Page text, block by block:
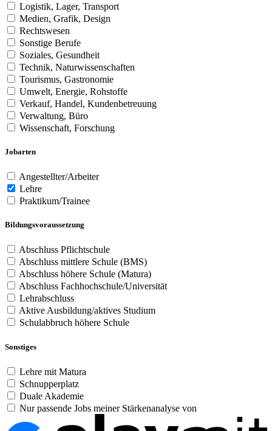
Logistik, Lager, Transport
Medien, Grafik, Design
Rechtswesen
Sonstige Berufe
Soziales, Gesundheit
Technik, Naturwissenschaften
Tourismus, Gastronomie
Umwelt, Energie, Rohstoffe
Verkauf, Handel, Kundenbetreuung
Verwaltung, Büro
Wissenschaft, Forschung
Jobarten
Angestellter/Arbeiter
Lehre
Praktikum/Trainee
Bildungsvoraussetzung
Abschluss Pflichtschule
Abschluss mittlere Schule (BMS)
Abschluss höhere Schule (Matura)
Abschluss Fachhochschule/Universität
Lehrabschluss
Aktive Ausbildung/aktives Studium
Schulabbruch höhere Schule
Sonstiges
Lehre mit Matura
Schnupperplatz
Duale Akademie
Nur passende Jobs meiner Stärkenanalyse von